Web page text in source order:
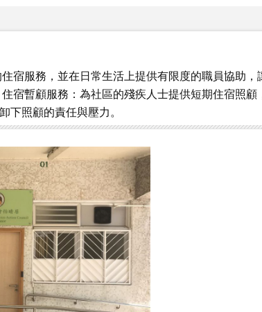
宿服務，並在日常生活上提供有限度的職員協助，
宿暫顧服務：為社區的殘疾人士提供短期住宿照顧
下照顧的責任與壓力。